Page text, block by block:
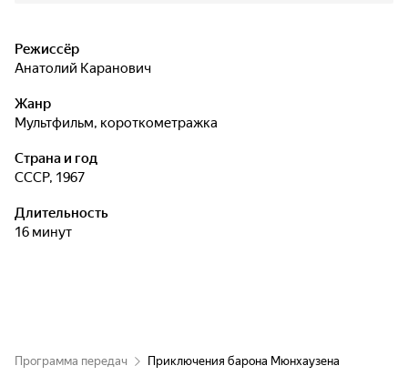
Режиссёр
Анатолий Каранович
Жанр
мультфильм, короткометражка
Страна и год
СССР, 1967
Длительность
16 минут
Программа передач Приключения барона Мюнхаузена